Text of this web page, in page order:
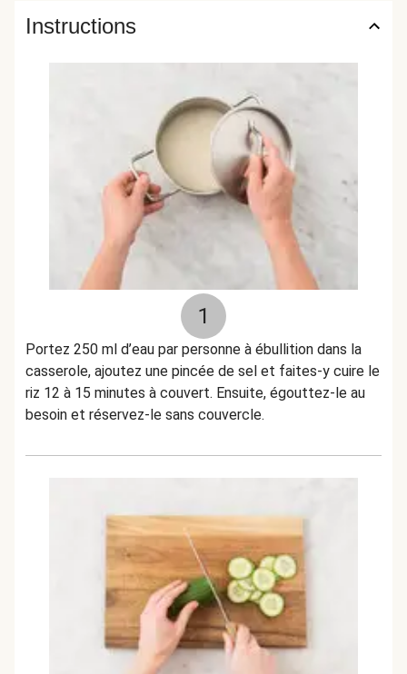
Instructions
1
Portez 250 ml d’eau par personne à ébullition dans la
casserole, ajoutez une pincée de sel et faites-y cuire le
riz 12 à 15 minutes à couvert. Ensuite, égouttez-le au
besoin et réservez-le sans couvercle.